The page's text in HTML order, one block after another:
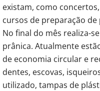
existam, como
cursos de preparação
No final do mês realiza-
prânica. Atualmente
de economia circular e
dentes, escovas,
utilizado, tampas de